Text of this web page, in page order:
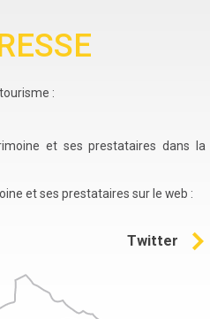
:
et ses prestataires dans la
et ses prestataires sur le web :
Twitter